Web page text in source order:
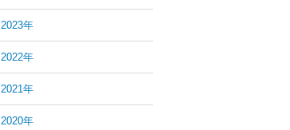
2023年
2022年
2021年
2020年